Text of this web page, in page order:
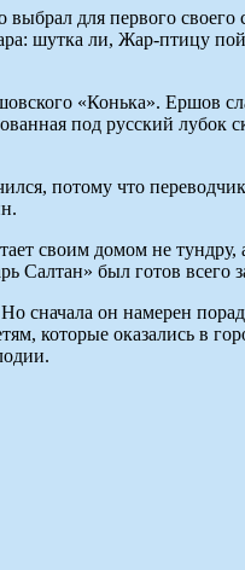
для первого
шутка ли, Жар-птицу
«Конька». Ершов
под русский
потому что
своим домом не тундру,
Салтан» был готов всего
он намерен
которые оказались в